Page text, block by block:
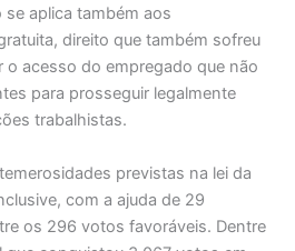
se aplica também aos
direito que também sofreu
o acesso do empregado que não
para prosseguir legalmente
trabalhistas.
previstas na lei da
com a ajuda de 29
os 296 votos favoráveis. Dentre